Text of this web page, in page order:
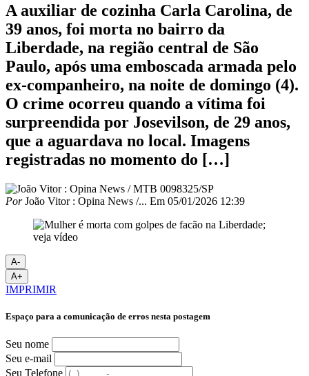
A auxiliar de cozinha Carla Carolina, de
39 anos, foi morta no bairro da
Liberdade, na região central de São
Paulo, após uma emboscada armada pelo
ex-companheiro, na noite de domingo (4).
O crime ocorreu quando a vítima foi
surpreendida por Josevilson, de 29 anos,
que a aguardava no local. Imagens
registradas no momento do […]
PorJoão Vitor : Opina News /... Em 05/01/2026 12:39
A-
A+
IMPRIMIR
Espaço para a comunicação de erros nesta postagem
Seu nome
Seu e-mail
Seu Telefone